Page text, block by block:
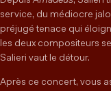
service, du médiocre
préjugé tenace qui
les deux compositeurs
Salieri vaut le détour.
Après ce concert, vous